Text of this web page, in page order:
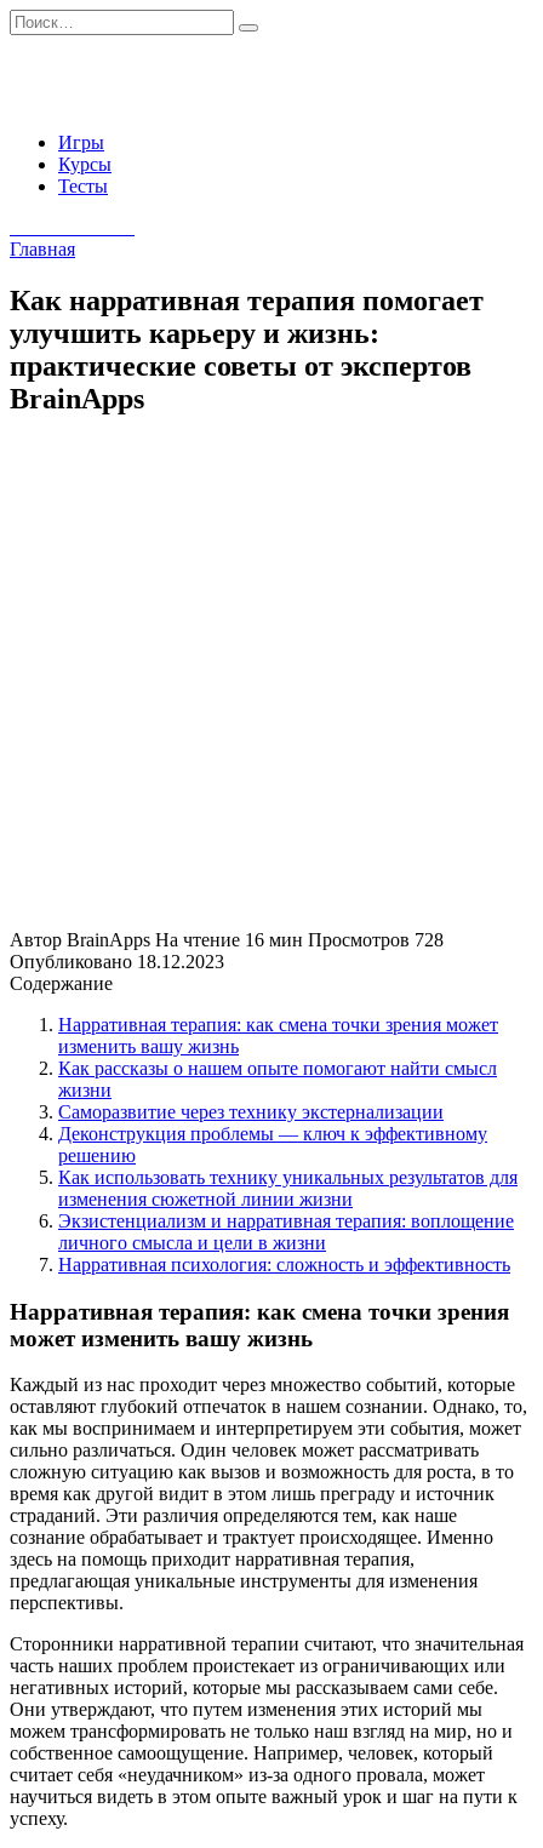
Перейти
к
Search
for:
Игры
Курсы
Тесты
Главная
Как нарративная терапия помогает
улучшить карьеру и жизнь:
практические советы от экспертов
BrainApps
Автор BrainApps На чтение 16 мин Просмотров 728
Опубликовано 18.12.2023
Содержание
Нарративная терапия: как смена точки зрения может
изменить вашу жизнь
Как рассказы о нашем опыте помогают найти смысл
жизни
Саморазвитие через технику экстернализации
Деконструкция проблемы — ключ к эффективному
решению
Как использовать технику уникальных результатов для
изменения сюжетной линии жизни
Экзистенциализм и нарративная терапия: воплощение
личного смысла и цели в жизни
Нарративная психология: сложность и эффективность
Нарративная терапия: как смена точки зрения
может изменить вашу жизнь
Каждый из нас проходит через множество событий, которые
оставляют глубокий отпечаток в нашем сознании. Однако, то,
как мы воспринимаем и интерпретируем эти события, может
сильно различаться. Один человек может рассматривать
сложную ситуацию как вызов и возможность для роста, в то
время как другой видит в этом лишь преграду и источник
страданий. Эти различия определяются тем, как наше
сознание обрабатывает и трактует происходящее. Именно
здесь на помощь приходит нарративная терапия,
предлагающая уникальные инструменты для изменения
перспективы.
Сторонники нарративной терапии считают, что значительная
часть наших проблем проистекает из ограничивающих или
негативных историй, которые мы рассказываем сами себе.
Они утверждают, что путем изменения этих историй мы
можем транcформировать не только наш взгляд на мир, но и
собственное самоощущение. Например, человек, который
считает себя «неудачником» из-за одного провала, может
научиться видеть в этом опыте важный урок и шаг на пути к
успеху.